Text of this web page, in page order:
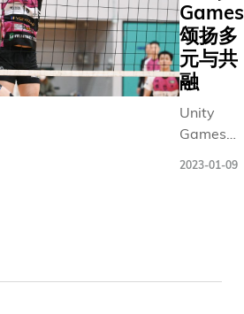
续作为比
亮点之一
别由
Limited、
System及
Stellerus
大赛的焦
元的校园
氛围。
是次交流
印证科大
容多元校
园不遗余
力。科大
Games
颂扬多
元与共
融
Unity
Games是
体育赛
2023-01-09